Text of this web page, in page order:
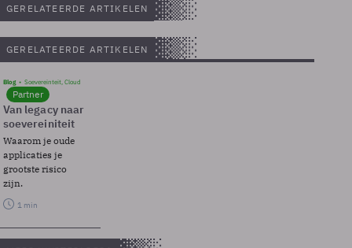
GERELATEERDE ARTIKELEN
GERELATEERDE ARTIKELEN
Blog Soevereinteit, Cloud
Partner
Van legacy naar
soevereiniteit
Waarom je oude
applicaties je
grootste risico
zijn.
1 min